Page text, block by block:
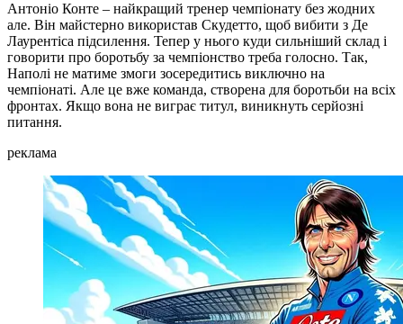
Антоніо Конте – найкращий тренер чемпіонату без жодних
але. Він майстерно використав Скудетто, щоб вибити з Де
Лаурентіса підсилення. Тепер у нього куди сильніший склад і
говорити про боротьбу за чемпіонство треба голосно. Так,
Наполі не матиме змоги зосередитись виключно на
чемпіонаті. Але це вже команда, створена для боротьби на всіх
фронтах. Якщо вона не виграє титул, виникнуть серйозні
питання.
реклама